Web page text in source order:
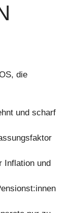
die
und scharf
Inflation und